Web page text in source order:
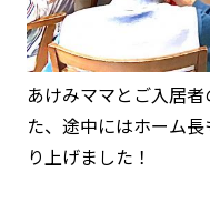
あけみママとご入居
た、途中にはホーム
り上げました！